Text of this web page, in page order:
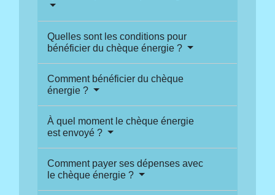
Quelles sont les conditions pour
bénéficier du chèque énergie ?
Comment bénéficier du chèque
énergie ?
À quel moment le chèque énergie
est envoyé ?
Comment payer ses dépenses avec
le chèque énergie ?